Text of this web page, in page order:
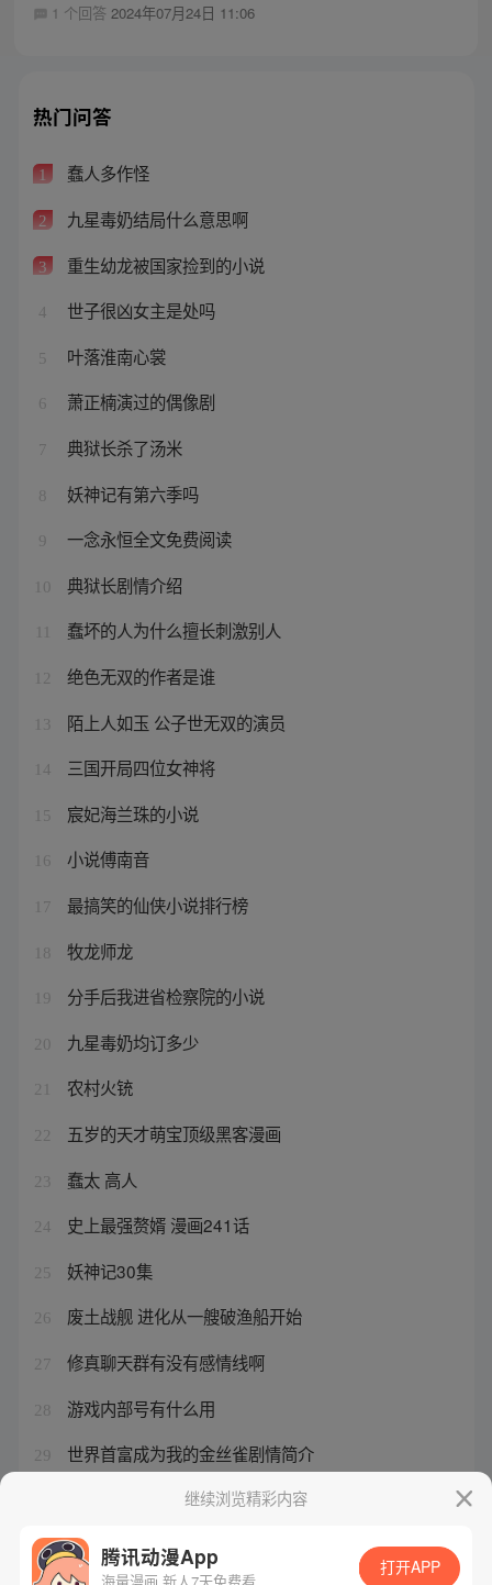
1 个回答 2024年07月24日 11:06
热门问答
1 蠢人多作怪
2 九星毒奶结局什么意思啊
3 重生幼龙被国家捡到的小说
4 世子很凶女主是处吗
5 叶落淮南心裳
6 萧正楠演过的偶像剧
7 典狱长杀了汤米
8 妖神记有第六季吗
9 一念永恒全文免费阅读
10 典狱长剧情介绍
蠢坏的人为什么擅长刺激别人
12 绝色无双的作者是谁
13 陌上人如玉 公子世无双的演员
14 三国开局四位女神将
15 宸妃海兰珠的小说
16 小说傅南音
17 最搞笑的仙侠小说排行榜
18 牧龙师龙
19 分手后我进省检察院的小说
20 九星毒奶均订多少
21 农村火铳
22 五岁的天才萌宝顶级黑客漫画
23 蠢太 高人
24 史上最强赘婿 漫画241话
25 妖神记30集
26 废土战舰 进化从一艘破渔船开始
27 修真聊天群有没有感情线啊
28 游戏内部号有什么用
29 世界首富成为我的金丝雀剧情简介
继续浏览精彩内容
腾讯动漫App 打开APP